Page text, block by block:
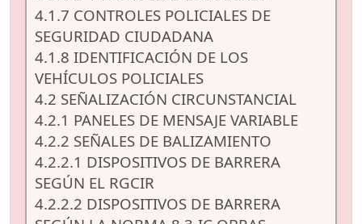
4.1.7 CONTROLES POLICIALES DE
SEGURIDAD CIUDADANA
4.1.8 IDENTIFICACIÓN DE LOS
VEHÍCULOS POLICIALES
4.2 SEÑALIZACIÓN CIRCUNSTANCIAL
4.2.1 PANELES DE MENSAJE VARIABLE
4.2.2 SEÑALES DE BALIZAMIENTO
4.2.2.1 DISPOSITIVOS DE BARRERA
SEGÚN EL RGCIR
4.2.2.2 DISPOSITIVOS DE BARRERA